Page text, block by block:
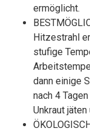
ermöglicht.
Hitzestrahl
stufige
dann einige
nach 4
Unkraut